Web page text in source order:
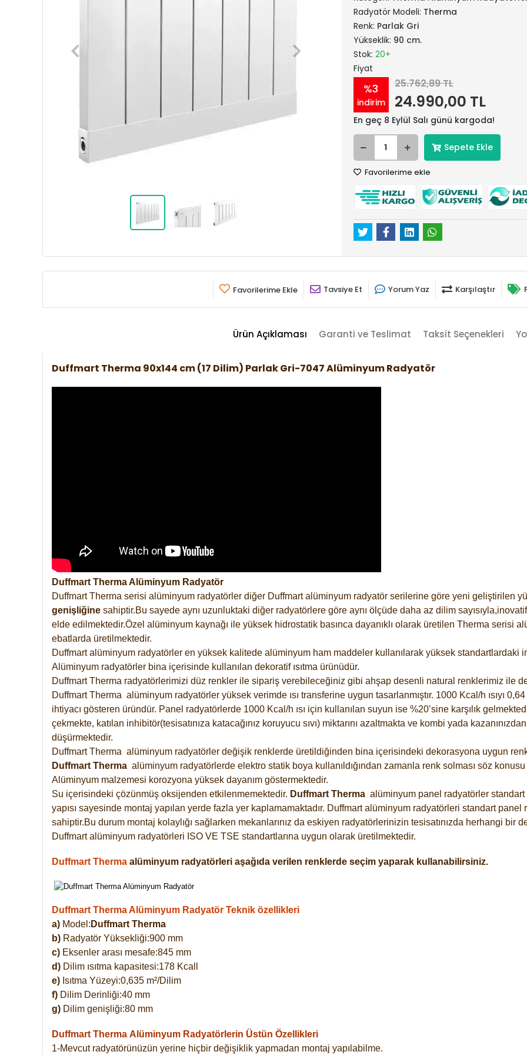
Radyatör Modeli: Therma
Renk: Parlak Gri
Yükseklik: 90 cm.
Stok: 20+
Fiyat
%3
indirim
25.762,89 TL
24.990,00 TL
En geç 8 Eylül Salı günü kargoda!
Sepete Ekle
Favorilerime ekle
Favorilerime Ekle Tavsiye Et Yorum Yaz Karşılaştır
Ürün Açıklaması Garanti ve Teslimat Taksit Seçenekleri
Duffmart Therma 90x144 cm (17 Dilim) Parlak Gri-7047 Alüminyum Radyatör
Duffmart Therma Alüminyum Radyatör
Duffmart Therma serisi alüminyum radyatörler diğer Duffmart alüminyum radyatör serilerine göre yeni geliştirilen
genişliğine sahiptir.Bu sayede aynı uzunluktaki diğer radyatörlere göre aynı ölçüde daha az dilim
elde edilmektedir.Özel alüminyum kaynağı ile yüksek hidrostatik basınca dayanıklı olarak üretilen Therma serisi
ebatlarda üretilmektedir.
Duffmart alüminyum radyatörler en yüksek kalitede alüminyum ham maddeler kullanılarak yüksek standartlardaki
Alüminyum radyatörler bina içerisinde kullanılan dekoratif ısıtma ürünüdür.
Duffmart Therma radyatörlerimizi düz renkler ile sipariş verebileceğiniz gibi ahşap desenli natural renklerimiz ile
Duffmart Therma alüminyum radyatörler yüksek verimde ısı transferine uygun tasarlanmıştır. 1000 Kcal/h ısıyı
ihtiyacı gösteren üründür. Panel radyatörlerde 1000 Kcal/h ısı için kullanılan suyun ise %20’sine karşılık
çekmekte, katılan inhibitör(tesisatınıza katacağınız koruyucu sıvı) miktarını azaltmakta ve kombi yada
düşürmektedir.
Duffmart Therma alüminyum radyatörler değişik renklerde üretildiğinden bina içerisindeki dekorasyona uygun
Duffmart Therma alüminyum radyatörlerde elektro statik boya kullanıldığından zamanla renk solması söz
Alüminyum malzemesi korozyona yüksek dayanım göstermektedir.
Su içerisindeki çözünmüş oksijenden etkilenmemektedir. Duffmart Therma alüminyum panel radyatörler
yapısı sayesinde montaj yapılan yerde fazla yer kaplamamaktadır. Duffmart alüminyum radyatörleri standart
sahiptir.Bu durum montaj kolaylığı sağlarken mekanlarınız da eskiyen radyatörlerinizin tesisatınızda herhangi
Duffmart alüminyum radyatörleri ISO VE TSE standartlarına uygun olarak üretilmektedir.
Duffmart Therma alüminyum radyatörleri aşağıda verilen renklerde seçim yaparak kullanabilirsiniz.
Duffmart Therma Alüminyum Radyatör Teknik özellikleri
a) Model: Duffmart Therma
b) Radyatör Yüksekliği:900 mm
c) Eksenler arası mesafe:845 mm
d) Dilim ısıtma kapasitesi:178 Kcall
e) Isıtma Yüzeyi:0,635 m²/Dilim
f) Dilim Derinliği:40 mm
g) Dilim genişliği:80 mm
Duffmart Therma Alüminyum Radyatörlerin Üstün Özellikleri
1-Mevcut radyatörünüzün yerine hiçbir değişiklik yapmadan montaj yapılabilme.